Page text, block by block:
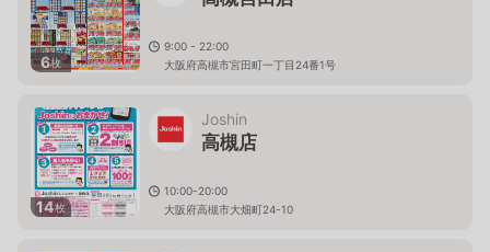
6枚
9:00 - 22:00
大阪府高槻市宮田町一丁目24番1号
14枚
Joshin
高槻店
10:00-20:00
大阪府高槻市大畑町24-10